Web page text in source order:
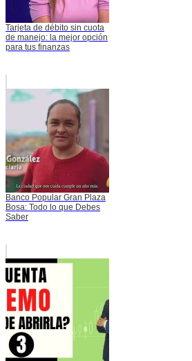
Tarjeta de débito sin cuota
de manejo: la mejor opción
para tus finanzas
Banco Popular Gran Plaza
Bosa: Todo lo que Debes
Saber